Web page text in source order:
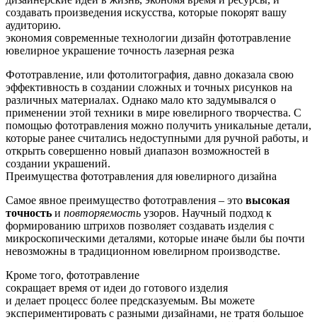
создавать произведения искусства, которые покорят вашу
аудиторию.
экономия современные технологии дизайн фототравление
ювелирное украшение точность лазерная резка
Фототравление, или фотолитография, давно доказала свою
эффективность в создании сложных и точных рисунков на
различных материалах. Однако мало кто задумывался о
применении этой техники в мире ювелирного творчества. С
помощью фототравления можно получить уникальные детали,
которые ранее считались недоступными для ручной работы, и
открыть совершенно новый диапазон возможностей в
создании украшений.
Преимущества фототравления для ювелирного дизайна
Самое явное преимущество фототравления – это высокая
точность и повторяемость узоров. Научный подход к
формированию штрихов позволяет создавать изделия с
микроскопическими деталями, которые иначе были бы почти
невозможны в традиционном ювелирном производстве.
Кроме того, фототравление
сокращает время от идеи до готового изделия
и делает процесс более предсказуемым. Вы можете
экспериментировать с разными дизайнами, не тратя большое